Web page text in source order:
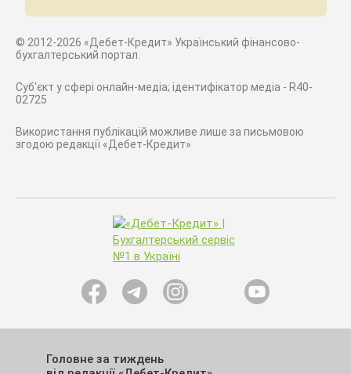
© 2012-2026 «Дебет-Кредит» Український фінансово-
бухгалтерський портал.
Суб'єкт у сфері онлайн-медіа; ідентифікатор медіа - R40-
02725
Використання публікацій можливе лише за письмовою
згодою редакції «Дебет-Кредит»
Головне за тиждень